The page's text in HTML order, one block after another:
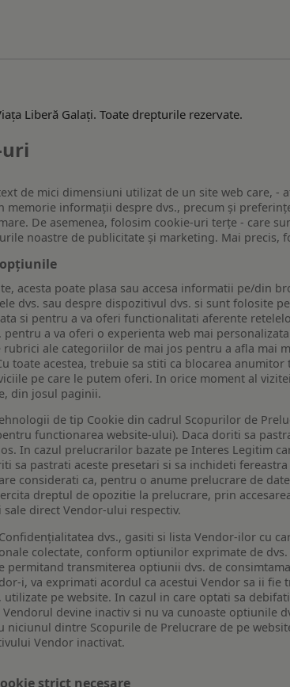
Liberă Galaţi. Toate drepturile rezervate.
de mici dimensiuni utilizat de un site web care,
memorie informații despre dvs., precum și
De asemenea, folosim cookie-uri terțe - care
noastre de publicitate și marketing. Mai
acesta poate plasa sau accesa informatii pe/din
dvs. sau despre dispozitivul dvs. si sunt folosite
si pentru a va oferi functionalitati aferente
a va oferi o experienta web mai
ale categoriilor de mai jos pentru a afla mai
toate acestea, trebuie sa stiti ca blocarea
pe care le putem oferi. In orice moment al
din josul paginii.
de tip Cookie din cadrul Scopurilor de
functionarea website-ului). Daca doriti sa
In cazul prelucrarilor bazate pe Interes Legitim
sa pastrati aceste presetari si sa inchideti
considerati ca, pentru o anume prelucrare de
dreptul de opozitie la prelucrare, prin
direct Vendor-ului respectiv.
dvs., gasiti si lista Vendor-ilor cu
colectate, conform optiunilor exprimate de
permitand transmiterea optiunii dvs. de
i, va exprimati acordul ca acestui Vendor sa ii
utilizate pe website. In cazul in care optati sa
devine inactiv si nu va cunoaste optiunile
niciunul dintre Scopurile de Prelucrare de pe
Vendor inactivat.
strict necesare